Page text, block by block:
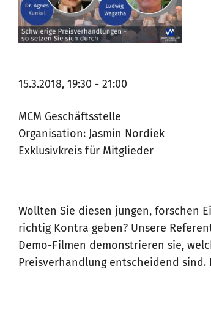
15.3.2018, 19:30 - 21:00
MCM Geschäftsstelle
Organisation: Jasmin Nordiek
Exklusivkreis für Mitglieder
Wollten Sie diesen jungen, forschen
richtig Kontra geben? Unsere
Demo-Filmen demonstrieren sie,
Preisverhandlung entscheidend sind.